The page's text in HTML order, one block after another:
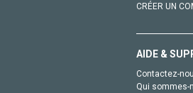
CRÉER UN
AIDE &
Contactez-
Qui sommes-